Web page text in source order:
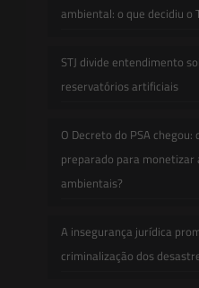
ambiental: o que decidiu o
STJ divide entendimento
reservatórios artificiais
O Decreto do PSA chegou:
preparado para monetizar
ambientais?
A insegurança jurídica
criminalização dos